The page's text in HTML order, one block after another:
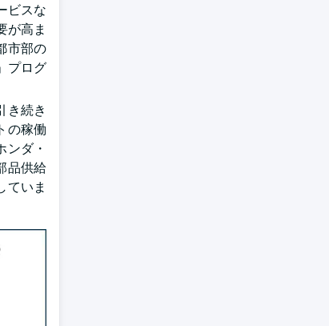
ビスな
が高ま
市部の
プログ
き続き
の稼働
ダ・
品供給
ていま